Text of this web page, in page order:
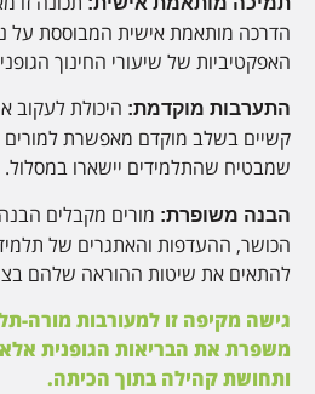
הדרכה מותאמת אישית המבוססת על
האפקטיביות של שיעורי החינוך
התערבות מוקדמת: היכולת לעקוב
קשיים בשלב מוקדם מאפשרת
שמבטיח שהתלמידים יישארו במסלול.
הבנה משופרת: מורים מקבלים
הכושר, ההעדפות והאתגרים של
להתאים את שיטות ההוראה שלהם
גישה מקיפה זו למעורבות מורה-
משפרת את הבריאות הגופנית אלא
ותחושת קהילה בתוך הכיתה.